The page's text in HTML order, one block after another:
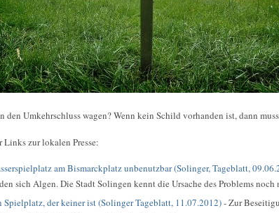
den Umkehrschluss wagen? Wenn kein Schild vorhanden ist, dann
Links zur lokalen Presse:
am Bismarckplatz unbenutzbar (Solinger, Tageblatt,
sich Algen. Die Stadt Solingen kennt die Ursache des Problems noch
Spielplatz, der keiner ist (Solinger Tageblatt, 11.07.2012)- Zur